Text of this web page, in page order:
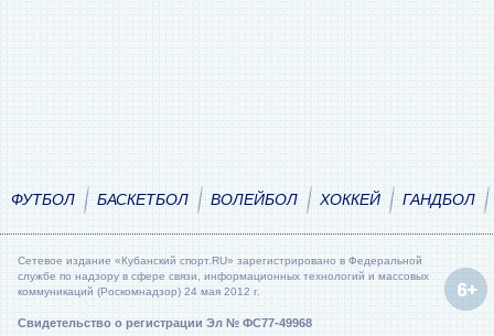
ФУТБОЛ БАСКЕТБОЛ ВОЛЕЙБОЛ ХОККЕЙ ГАНДБОЛ
Сетевое издание «Кубанский спорт.RU» зарегистрировано в Федеральной
службе по надзору в сфере связи, информационных технологий и массовых
коммуникаций (Роскомнадзор) 24 мая 2012 г.
Свидетельство о регистрации Эл № ФС77-49968